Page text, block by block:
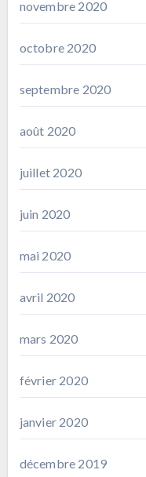
novembre 2020
octobre 2020
septembre 2020
août 2020
juillet 2020
juin 2020
mai 2020
avril 2020
mars 2020
février 2020
janvier 2020
décembre 2019